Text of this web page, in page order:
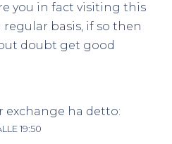
you in fact visiting this
regular basis, if so then
doubt get good
exchange ha detto:
19:50